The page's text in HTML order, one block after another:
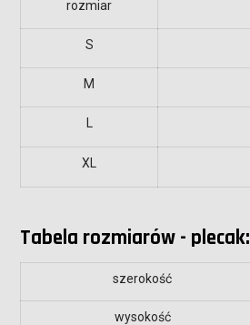
rozmiar
S
M
XL
Tabela rozmiarów - plecak:
szerokość
wysokość